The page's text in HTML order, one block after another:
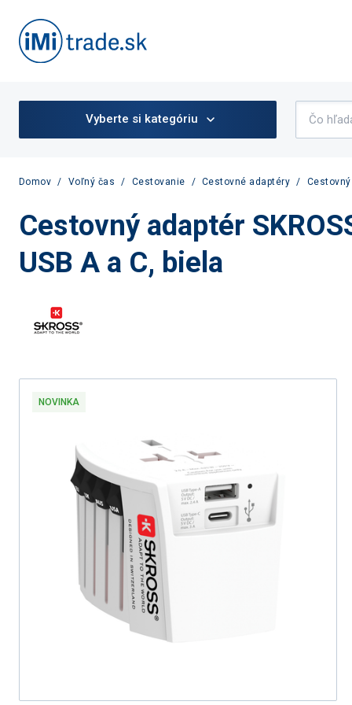
Vyberte si kategóriu
Domov / Voľný čas / Cestovanie / Cestovné adaptéry / Cestovný
Cestovný adaptér
USB A a C, biela
NOVINKA